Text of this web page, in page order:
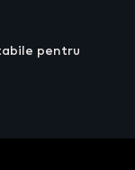
pentru